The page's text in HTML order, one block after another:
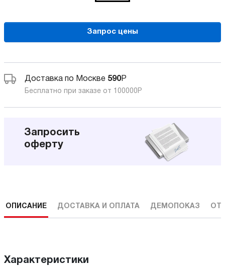
Запрос цены
Доставка по Москве 590Р
Бесплатно при заказе от 100000 Р
Запросить
оферту
ОПИСАНИЕ ДОСТАВКА И ОПЛАТА ДЕМОПОКАЗ
Характеристики